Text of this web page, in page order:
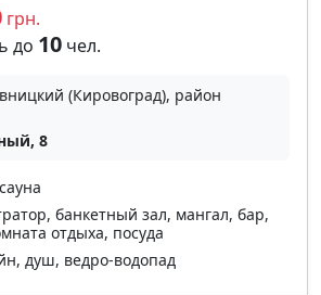
грн.
до 10 чел.
(Кировоград), район
8
банкетный зал, мангал, бар,
отдыха, посуда
душ, ведро-водопад